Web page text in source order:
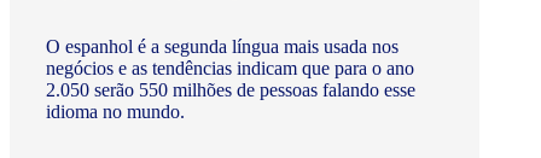
O espanhol é a segunda língua mais usada nos
negócios e as tendências indicam que para o ano
2.050 serão 550 milhões de pessoas falando esse
idioma no mundo.